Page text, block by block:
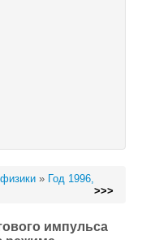
» Год 1996,
>>>
импульса